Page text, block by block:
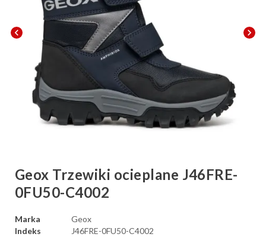
chevron_left chevron_right
Geox Trzewiki ocieplane J46FRE-
0FU50-C4002
Marka
Geox
Indeks
J46FRE-0FU50-C4002